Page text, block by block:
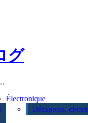
グ
Électronique
Décapotes,